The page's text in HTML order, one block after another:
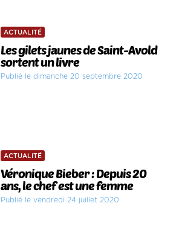
ACTUALITÉ
Les gilets jaunes de Saint-Avold
sortent un livre
Publié le dimanche 20 septembre 2020
ACTUALITÉ
Véronique Bieber : Depuis 20
ans, le chef est une femme
Publié le vendredi 24 juillet 2020